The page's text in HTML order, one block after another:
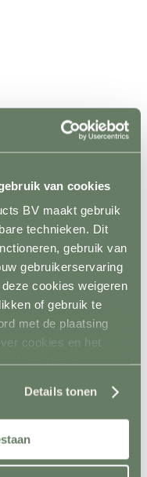
van cookies
BV maakt gebruik
technieken. Dit
gebruik van
gebruikerservaring
cookies weigeren
of gebruik te
met de plaatsing
cookies en het
Horsefriend
Details tonen